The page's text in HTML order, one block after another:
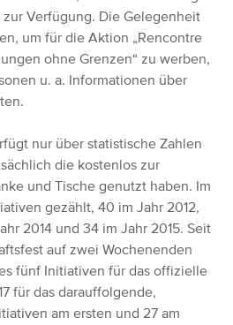
Verfügung. Die Gelegenheit
um für die Aktion „Rencontre
ohne Grenzen“ zu werben,
u. a. Informationen über
nur über statistische Zahlen
die kostenlos zur
und Tische genutzt haben. Im
gezählt, 40 im Jahr 2012,
2014 und 34 im Jahr 2015. Seit
auf zwei Wochenenden
fünf Initiativen für das offizielle
für das darauffolgende,
am ersten und 27 am